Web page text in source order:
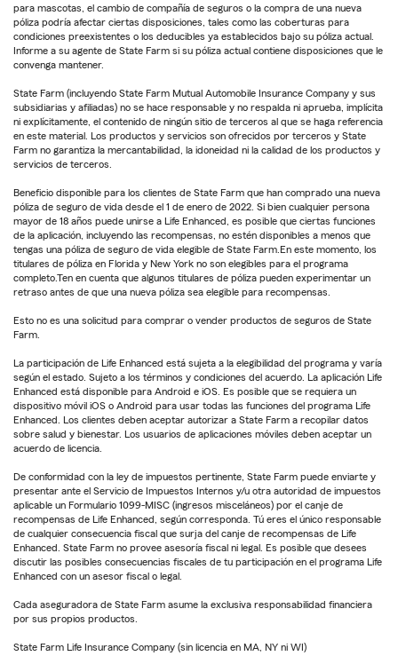
para mascotas, el cambio de compañía de seguros o la compra de una nueva
póliza podría afectar ciertas disposiciones, tales como las coberturas para
condiciones preexistentes o los deducibles ya establecidos bajo su póliza actual.
Informe a su agente de State Farm si su póliza actual contiene disposiciones que le
convenga mantener.
State Farm (incluyendo State Farm Mutual Automobile Insurance Company y sus
subsidiarias y afiliadas) no se hace responsable y no respalda ni aprueba, implícita
ni explícitamente, el contenido de ningún sitio de terceros al que se haga referencia
en este material. Los productos y servicios son ofrecidos por terceros y State
Farm no garantiza la mercantabilidad, la idoneidad ni la calidad de los productos y
servicios de terceros.
Beneficio disponible para los clientes de State Farm que han comprado una nueva
póliza de seguro de vida desde el 1 de enero de 2022. Si bien cualquier persona
mayor de 18 años puede unirse a Life Enhanced, es posible que ciertas funciones
de la aplicación, incluyendo las recompensas, no estén disponibles a menos que
tengas una póliza de seguro de vida elegible de State Farm.En este momento, los
titulares de póliza en Florida y New York no son elegibles para el programa
completo.Ten en cuenta que algunos titulares de póliza pueden experimentar un
retraso antes de que una nueva póliza sea elegible para recompensas.
Esto no es una solicitud para comprar o vender productos de seguros de State
Farm.
La participación de Life Enhanced está sujeta a la elegibilidad del programa y varía
según el estado. Sujeto a los términos y condiciones del acuerdo. La aplicación Life
Enhanced está disponible para Android e iOS. Es posible que se requiera un
dispositivo móvil iOS o Android para usar todas las funciones del programa Life
Enhanced. Los clientes deben aceptar autorizar a State Farm a recopilar datos
sobre salud y bienestar. Los usuarios de aplicaciones móviles deben aceptar un
acuerdo de licencia.
De conformidad con la ley de impuestos pertinente, State Farm puede enviarte y
presentar ante el Servicio de Impuestos Internos y/u otra autoridad de impuestos
aplicable un Formulario 1099-MISC (ingresos misceláneos) por el canje de
recompensas de Life Enhanced, según corresponda. Tú eres el único responsable
de cualquier consecuencia fiscal que surja del canje de recompensas de Life
Enhanced. State Farm no provee asesoría fiscal ni legal. Es posible que desees
discutir las posibles consecuencias fiscales de tu participación en el programa Life
Enhanced con un asesor fiscal o legal.
Cada aseguradora de State Farm asume la exclusiva responsabilidad financiera
por sus propios productos.
State Farm Life Insurance Company (sin licencia en MA, NY ni WI)